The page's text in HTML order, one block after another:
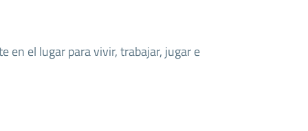
en el lugar para vivir, trabajar, jugar e